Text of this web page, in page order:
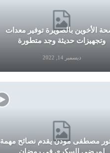
الأخوين بالصويرة توفير معدات
وتجهيزات حديثة وجد متطورة
ديسمبر 14, 2022
مصطفى مودن يقدم نصائح مهمة
لمرضى السكري في رمضان